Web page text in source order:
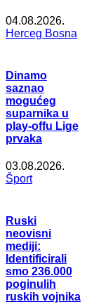
04.08.2026.
Herceg Bosna
Dinamo
saznao
mogućeg
suparnika u
play-offu Lige
prvaka
03.08.2026.
Šport
Ruski
neovisni
mediji:
Identificirali
smo 236.000
poginulih
ruskih vojnika